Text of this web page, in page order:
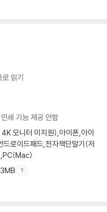
다
질의 ‘커피 대량 폐기 사건’
수일 수밖에 없는 까닭
랑스와 달리 정치적 카페가 자
담당하고 국민 90퍼센트가 커
1930년대에 엄청난 양의 커피를
에 ‘극단적 모노컬처’를 강요하
로 읽기
쇄 기능 제공 안함
모니터 미지원),아이폰,아이
드로이드패드,전자책단말기(저